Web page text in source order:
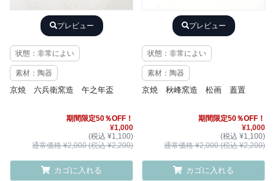
プレビュー
状態：非常によい
素材：陶器
京焼 六兵衛窯造 午之年盃
期間限定50％OFF！
¥1,000
(税込 ¥1,100)
通常価格 ¥2,000 (税込 ¥2,200)
カゴに入れる
プレビュー
状態：非常によい
素材：陶器
京焼 秋峰窯造 松画 蓋置
期間限定50％OFF！
¥1,000
(税込 ¥1,100)
通常価格 ¥2,000 (税込 ¥2,200)
カゴに入れる